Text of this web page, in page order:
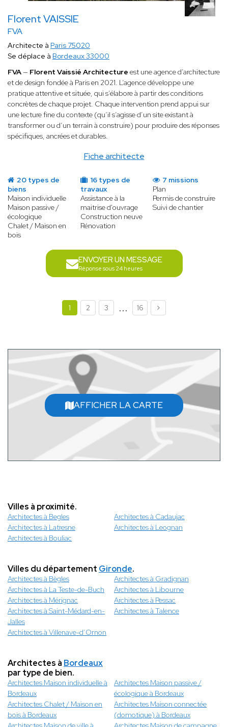
Florent VAISSIE
FVA
Fiche architecte
Architecte à Paris 75020
Se déplace à Bordeaux 33000
FVA— Florent Vaissié Architecture est une agence d’architecture
et de design fondée à Paris en 2021. L’agence développe une
pratique attentive et située, qui s’élabore à partir des conditions
concrètes de chaque projet. Chaque intervention prend appui sur
une lecture fine du contexte (qu’il s’agisse d’un site existant à
transformer ou d’un terrain à construire) pour produire des réponses
spécifiques, ancrées et durables.
20 types de
biens
Maison individuelle
Maison passive /
écologique
Chalet / Maison en
bois
16 types de
travaux
Assistance à la
maitrise d'ouvrage
Construction neuve
Rénovation
7 missions
Plan
Permis de construire
Suivi de chantier
ENVOYER UN MESSAGE
Réponse sous 24 heures
1 2 3 ... 16
AFFICHER LA CARTE
Villes à proximité.
Architectes à Begles
Architectes à Cadaujac
Architectes à Latresne
Architectes à Leognan
Architectes à Bouliac
Villes du département Gironde.
Architectes à Bègles
Architectes à Gradignan
Architectes à La Teste-de-Buch
Architectes à Libourne
Architectes à Mérignac
Architectes à Pessac
Architectes à Saint-Médard-en-
Jalles
Architectes à Talence
Architectes à Villenave-d’Ornon
Architectes à Bordeaux
par type de bien.
Architectes Maison individuelle à
Bordeaux
Architectes Maison passive /
écologique à Bordeaux
Architectes Chalet / Maison en
bois à Bordeaux
Architectes Maison connectée
(domotique) à Bordeaux